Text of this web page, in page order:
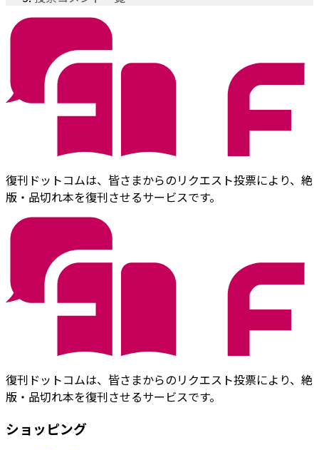
復刊ドットコムは、皆さまからのリクエスト投票により、絶
版・品切れ本を復刊させるサービスです。
復刊ドットコムは、皆さまからのリクエスト投票により、絶
版・品切れ本を復刊させるサービスです。
ショッピング